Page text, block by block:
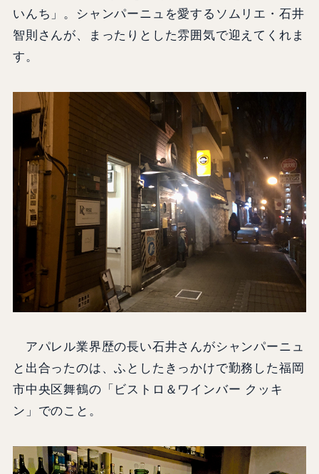
いんち」。シャンパーニュを愛するソムリエ・石井
智則さんが、まったりとした雰囲気で迎えてくれま
す。
アパレル業界歴の長い石井さんがシャンパーニュ
と出合ったのは、ふとしたきっかけで勤務した福岡
市中央区舞鶴の「ビストロ＆ワインバー クッキ
ン」でのこと。